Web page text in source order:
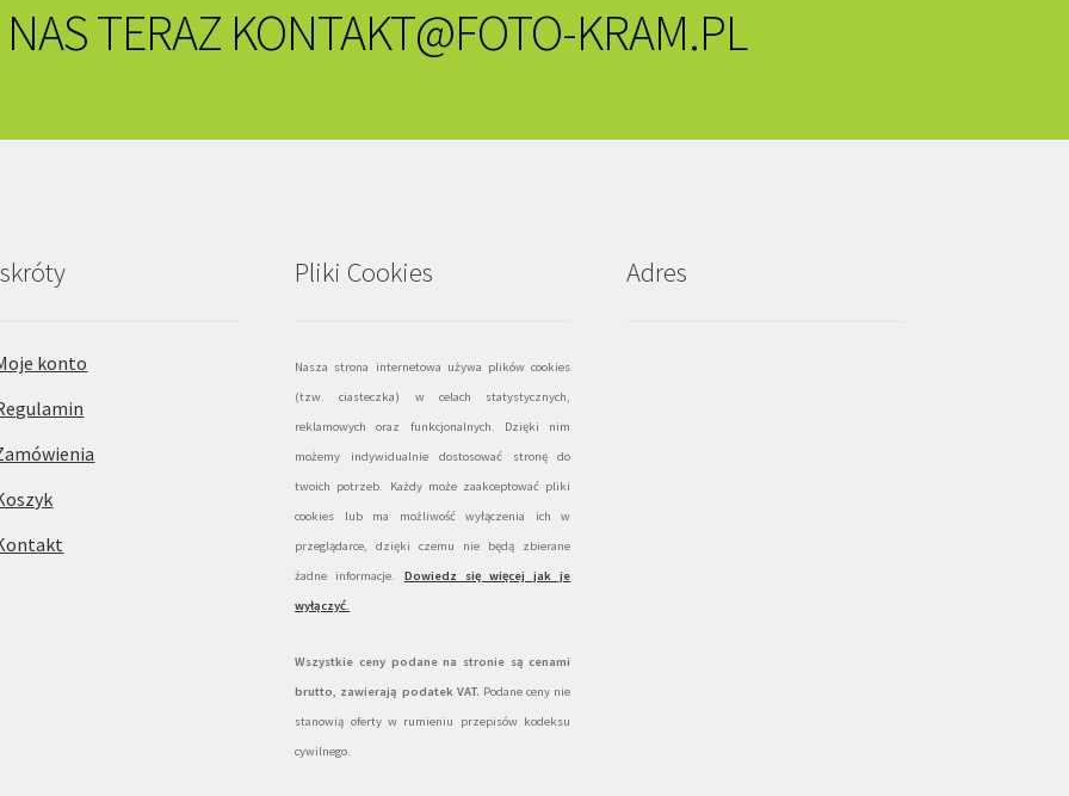
TERAZ KONTAKT@FOTO-KRAM.PL
konto
Pliki Cookies
Nasza strona internetowa używa plików cookies
(tzw. ciasteczka) w celach statystycznych,
reklamowych oraz funkcjonalnych. Dzięki nim
możemy indywidualnie dostosować stronę do
twoich potrzeb. Każdy może zaakceptować pliki
cookies lub ma możliwość wyłączenia ich w
przeglądarce, dzięki czemu nie będą zbierane
żadne informacje. Dowiedz się więcej jak je
wyłączyć.
Wszystkie ceny podane na stronie są cenami
brutto, zawierają podatek VAT. Podane ceny nie
stanowią oferty w rumieniu przepisów kodeksu
cywilnego.
Adres